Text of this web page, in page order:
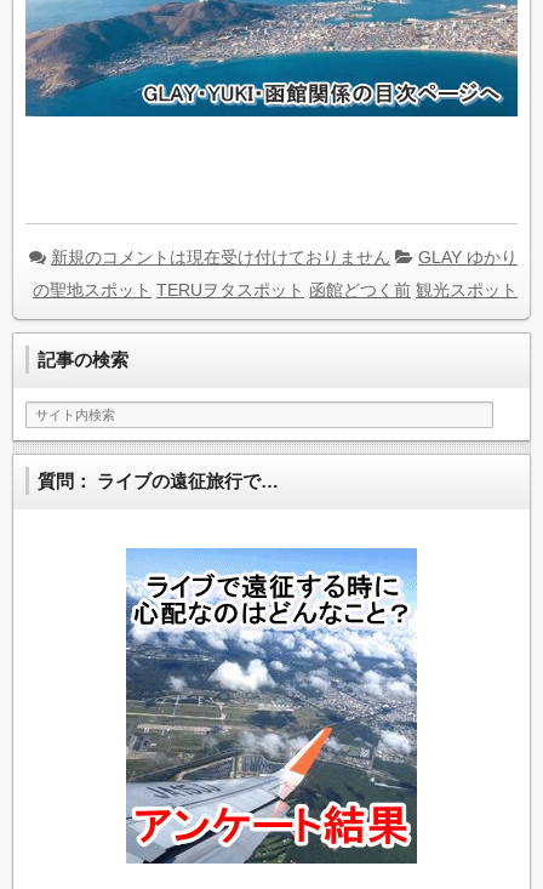
新規のコメントは現在受け付けておりません
GLAY ゆかり
の聖地スポット TERUヲタスポット 函館どつく前 観光スポット
記事の検索
質問： ライブの遠征旅行で…